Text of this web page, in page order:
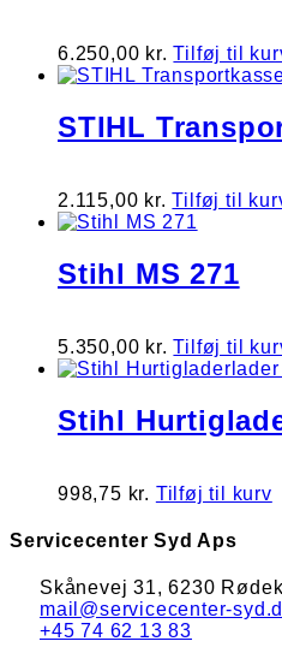
6.250,00 kr. Tilføj til
STIHL
2.115,00 kr. Tilføj til
Stihl MS 271
5.350,00 kr. Tilføj til
Stihl
998,75 kr. Tilføj til kurv
Servicecenter Syd Aps
Skånevej 31, 6230
mail@servicecenter-
+45 74 62 13 83